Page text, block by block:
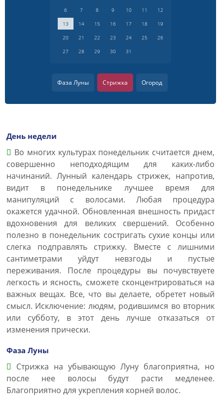
6
7 8 9 10 11
12
13
14 15 16 17 18
19
20
21 22 23 24 25
26
27
28 29 30 31
Фаза Луны Стрижка Огород
День недели
Во многих культурах понедельник считается днем,
совершенно неподходящим для каких-либо
начинаний. Лунный календарь стрижек, напротив,
видит в понедельнике лучшее время для
манипуляций с волосами. Любая процедура
окажется удачной. Обновленная внешность придаст
вдохновения для великих свершений. Особенно
полезно в понедельник состригать сухие концы или
слегка подправлять стрижку. Вместе с лишними
сантиметрами уйдут невзгоды и пустые
переживания. После процедуры вы почувствуете
легкость и ясность, сможете сконцентрироваться на
важных вещах. Все, что вы делаете, обретет новый
смысл. Исключение: людям, родившимся во вторник
или субботу, в этот день лучше отказаться от
изменения прически.
Фаза Луны
Стрижка на убывающую Луну благоприятна, но
после нее волосы будут расти медленее.
Благоприятно для укрепления корней волос.